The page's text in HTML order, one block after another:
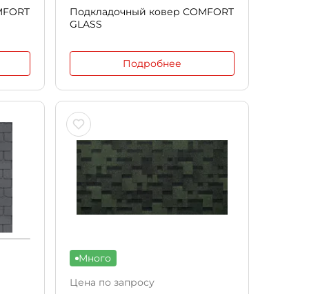
Подкладочный ковер СOMFORT
GLASS
Подробнее
Много
Цена по запросу